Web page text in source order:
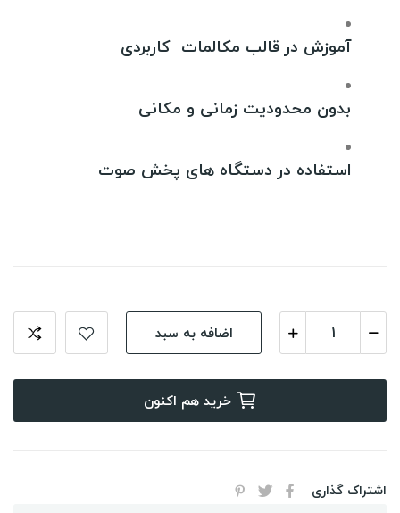
آموزش در قالب مکالمات کاربردی
بدون محدودیت زمانی و مکانی
استفاده در دستگاه های پخش صوت
اضافه به سبد
خرید هم اکنون
اشتراک گذاری